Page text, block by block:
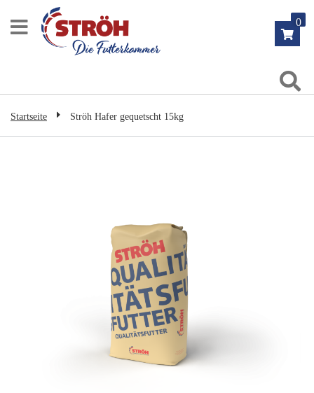
Inhalt
0
Startseite Ströh Hafer gequetscht 15kg